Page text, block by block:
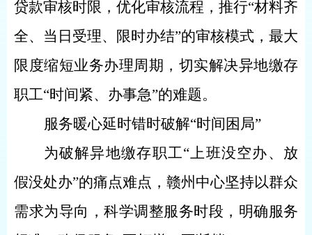
贷款审核时限，优化审核流程，推行“材料齐
全、当日受理、限时办结”的审核模式，最大
限度缩短业务办理周期，切实解决异地缴存
职工“时间紧、办事急”的难题。
服务暖心延时错时破解“时间困局”
为破解异地缴存职工“上班没空办、放
假没处办”的痛点难点，赣州中心坚持以群众
需求为导向，科学调整服务时段，明确服务